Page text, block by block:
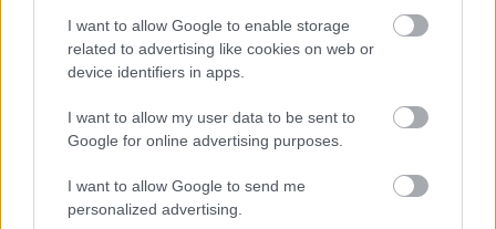
I want to allow Google to enable storage
related to advertising like cookies on web or
device identifiers in apps.
I want to allow my user data to be sent to
Google for online advertising purposes.
I want to allow Google to send me
personalized advertising.
08/03/2026
Αναγνώριση και σεβασμός
οι σημαντικότερες νίκες του